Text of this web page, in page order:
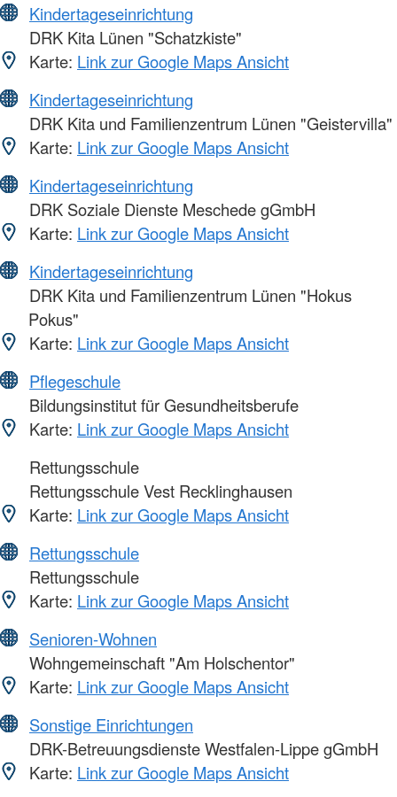
Kindertageseinrichtung
DRK Kita Lünen "Schatzkiste"
Karte: Link zur Google Maps Ansicht
Kindertageseinrichtung
DRK Kita und Familienzentrum Lünen "Geistervilla"
Karte: Link zur Google Maps Ansicht
Kindertageseinrichtung
DRK Soziale Dienste Meschede gGmbH
Karte: Link zur Google Maps Ansicht
Kindertageseinrichtung
DRK Kita und Familienzentrum Lünen "Hokus
Pokus"
Karte: Link zur Google Maps Ansicht
Pflegeschule
Bildungsinstitut für Gesundheitsberufe
Karte: Link zur Google Maps Ansicht
Rettungsschule
Rettungsschule Vest Recklinghausen
Karte: Link zur Google Maps Ansicht
Rettungsschule
Rettungsschule
Karte: Link zur Google Maps Ansicht
Senioren-Wohnen
Wohngemeinschaft "Am Holschentor"
Karte: Link zur Google Maps Ansicht
Sonstige Einrichtungen
DRK-Betreuungsdienste Westfalen-Lippe gGmbH
Karte: Link zur Google Maps Ansicht